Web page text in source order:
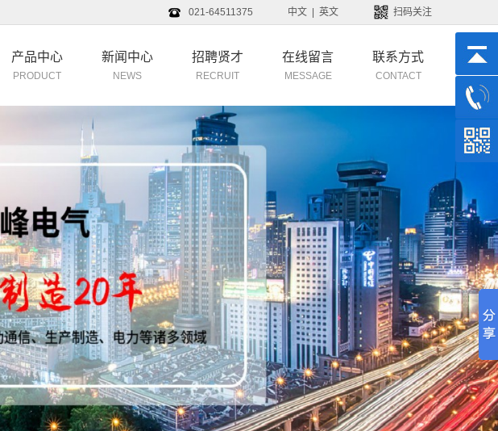
021-64511375 中文 英文 扫码关注
产品中心
PRODUCT
新闻中心
NEWS
招聘贤才
RECRUIT
在线留言
MESSAGE
联系方式
CONTACT